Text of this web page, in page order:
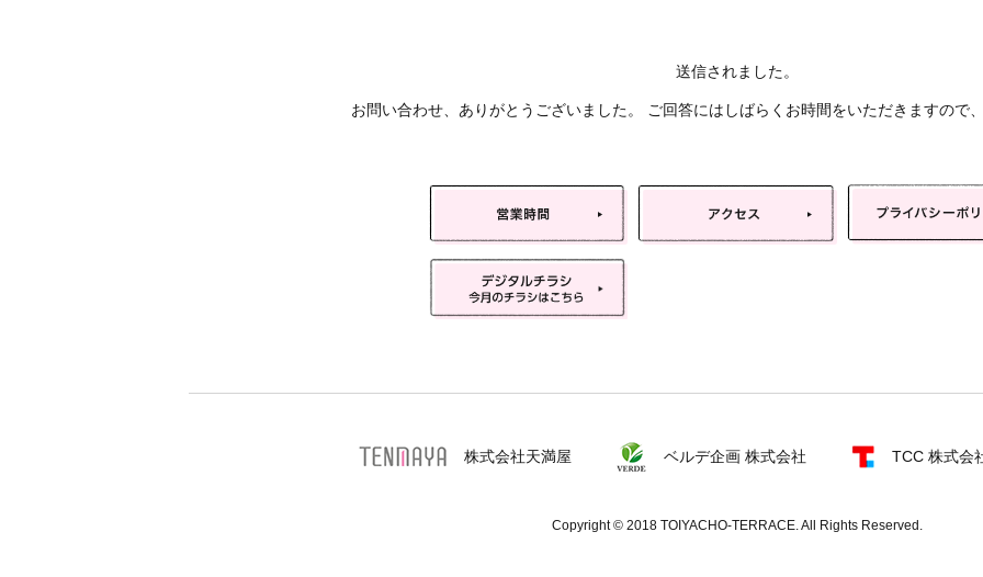
送信されました。
お問い合わせ、ありがとうございました。 ご回答にはしばらくお時間をいただきますので
株式会社天満屋 ベルデ企画 株式会社 TCC 株式会
Copyright © 2018 TOIYACHO-TERRACE. All Rights Reserved.